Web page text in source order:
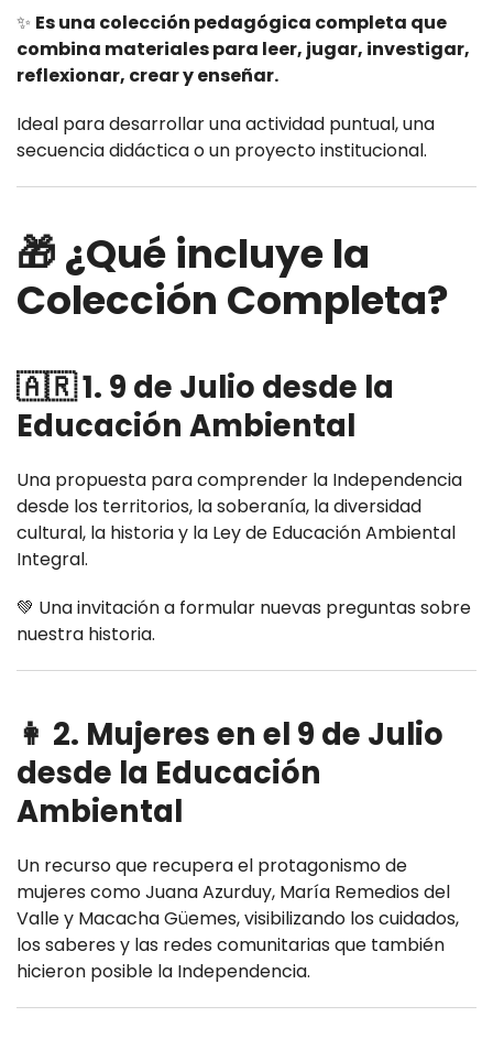
✨ Es una colección pedagógica completa que
combina materiales para leer, jugar, investigar,
reflexionar, crear y enseñar.
Ideal para desarrollar una actividad puntual, una
secuencia didáctica o un proyecto institucional.
🎁 ¿Qué incluye la
Colección Completa?
🇦🇷 1. 9 de Julio desde la
Educación Ambiental
Una propuesta para comprender la Independencia
desde los territorios, la soberanía, la diversidad
cultural, la historia y la Ley de Educación Ambiental
Integral.
💚 Una invitación a formular nuevas preguntas sobre
nuestra historia.
👩 2. Mujeres en el 9 de Julio
desde la Educación
Ambiental
Un recurso que recupera el protagonismo de
mujeres como Juana Azurduy, María Remedios del
Valle y Macacha Güemes, visibilizando los cuidados,
los saberes y las redes comunitarias que también
hicieron posible la Independencia.